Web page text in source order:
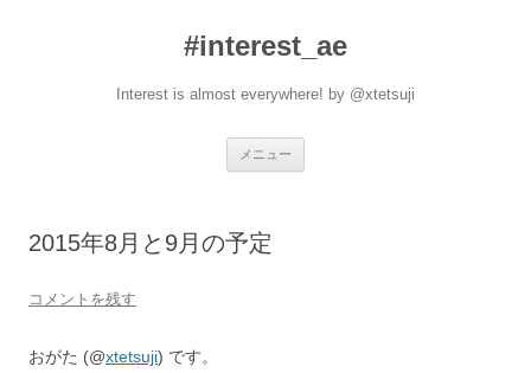
#interest_ae
Interest is almost everywhere! by @xtetsuji
メニュー
2015年8月と9月の予定
コメントを残す
おがた (@xtetsuji) です。